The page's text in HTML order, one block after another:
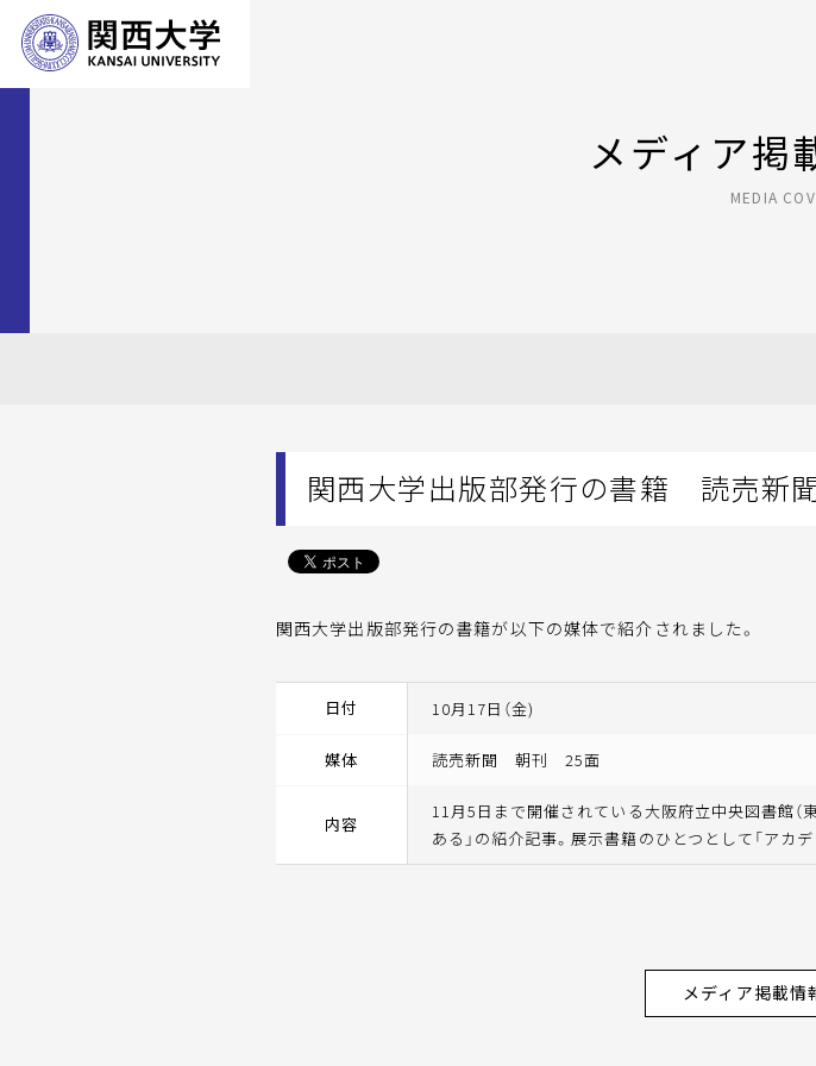
メディア掲
MEDIA
関西大学出版部発行の書籍 読売新
関西大学出版部発行の書籍が以下の媒体で紹介されました。
日付 10月17日（金)
媒体 読売新聞 朝刊 25面
内容
11月5日まで開催されている大阪府立中央図書館（
ある」の紹介記事。展示書籍のひとつとして「アカデ
メディア掲載情